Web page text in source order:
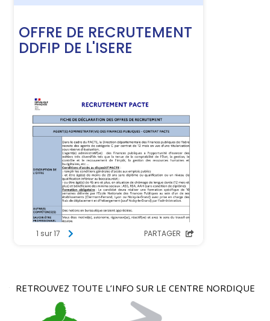
RETROUVEZ TOUTE L’INFO SUR LE CENTRE NORDIQUE